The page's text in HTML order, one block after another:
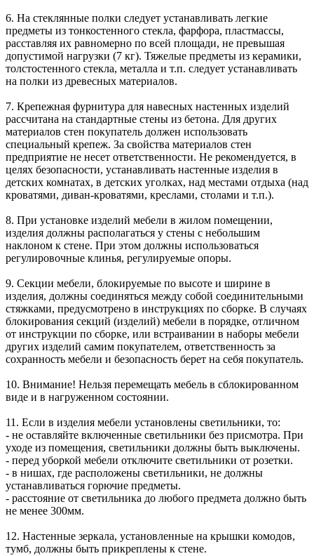
6. На стеклянные полки следует устанавливать легкие
предметы из тонкостенного стекла, фарфора, пластмассы,
расставляя их равномерно по всей площади, не превышая
допустимой нагрузки (7 кг). Тяжелые предметы из керамики,
толстостенного стекла, металла и т.п. следует устанавливать
на полки из древесных материалов.
7. Крепежная фурнитура для навесных настенных изделий
рассчитана на стандартные стены из бетона. Для других
материалов стен покупатель должен использовать
специальный крепеж. За свойства материалов стен
предприятие не несет ответственности. Не рекомендуется, в
целях безопасности, устанавливать настенные изделия в
детских комнатах, в детских уголках, над местами отдыха (над
кроватями, диван-кроватями, креслами, столами и т.п.).
8. При установке изделий мебели в жилом помещении,
изделия должны располагаться у стены с небольшим
наклоном к стене. При этом должны использоваться
регулировочные клинья, регулируемые опоры.
9. Секции мебели, блокируемые по высоте и ширине в
изделия, должны соединяться между собой соединительными
стяжками, предусмотрено в инструкциях по сборке. В случаях
блокирования секций (изделий) мебели в порядке, отличном
от инструкции по сборке, или встраивании в наборы мебели
других изделий самим покупателем, ответственность за
сохранность мебели и безопасность берет на себя покупатель.
10. Внимание! Нельзя перемещать мебель в сблокированном
виде и в нагруженном состоянии.
11. Если в изделия мебели установлены светильники, то:
- не оставляйте включенные светильники без присмотра. При
уходе из помещения, светильники должны быть выключены.
- перед уборкой мебели отключите светильники от розетки.
- в нишах, где расположены светильники, не должны
устанавливаться горючие предметы.
- расстояние от светильника до любого предмета должно быть
не менее 300мм.
12. Настенные зеркала, установленные на крышки комодов,
тумб, должны быть прикреплены к стене.